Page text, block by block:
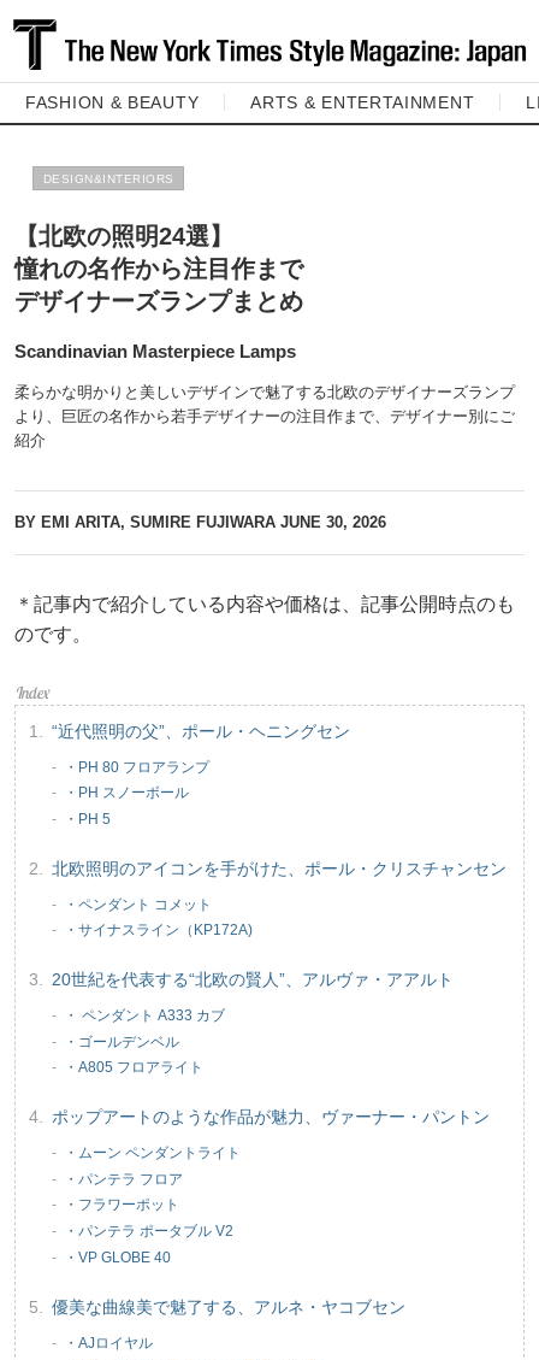
FASHION & BEAUTY ARTS & ENTERTAINMENT
DESIGN&INTERIORS
【北欧の照明24選】
憧れの名作から注目作まで
デザイナーズランプまとめ
Scandinavian Masterpiece Lamps
柔らかな明かりと美しいデザインで魅了する北欧のデザイナーズランプ
より、巨匠の名作から若手デザイナーの注目作まで、デザイナー別にご
紹介
BY EMI ARITA, SUMIRE FUJIWARAJUNE 30, 2026
＊記事内で紹介している内容や価格は、記事公開時点のも
のです。
“近代照明の父”、ポール・ヘニングセン
・PH 80 フロアランプ
・PH スノーボール
・PH 5
北欧照明のアイコンを手がけた、ポール・クリスチャンセン
・ペンダント コメット
・サイナスライン（KP172A)
20世紀を代表する“北欧の賢人”、アルヴァ・アアルト
・ ペンダント A333 カブ
・ゴールデンベル
・A805 フロアライト
ポップアートのような作品が魅力、ヴァーナー・パントン
・ムーン ペンダントライト
・パンテラ フロア
・フラワーポット
・パンテラ ポータブル V2
・VP GLOBE 40
優美な曲線美で魅了する、アルネ・ヤコブセン
・AJロイヤル